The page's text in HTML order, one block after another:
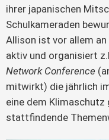
ihrer japanischen
Schulkameraden
Allison ist vor allem
aktiv und organisiert
Network Conference
mitwirkt) die jährlich
eine dem
stattfindende